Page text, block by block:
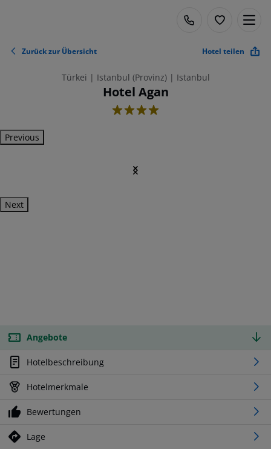
Zurück zur Übersicht Hotel teilen
Türkei | Istanbul (Provinz) | Istanbul
Hotel Agan
4
Previous
Next
Angebote
Hotelbeschreibung
Hotelmerkmale
Bewertungen
Lage